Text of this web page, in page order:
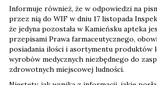
Informuje również, że w odpowiedzi na
przez nią do WIF w dniu 17 listopada
że jedyna pozostała w Kamieńsku apteka
przepisami Prawa farmaceutycznego,
posiadania ilości i asortymentu produktów
wyrobów medycznych niezbędnego do
zdrowotnych miejscowej ludności.